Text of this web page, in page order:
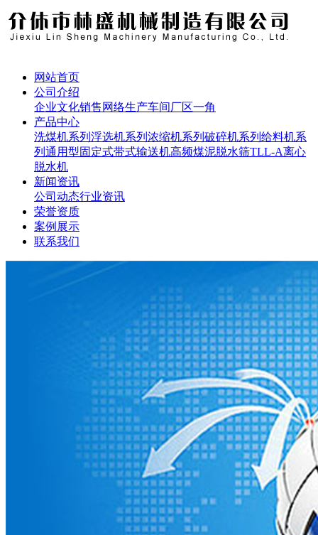
网站首页
公司介绍
企业文化销售网络生产车间厂区一角
产品中心
洗煤机系列 浮选机系列 浓缩机系列 破碎机系列 给料机系
列 通用型固定式带式输送机高频煤泥脱水筛TLL-A离心
脱水机
新闻资讯
公司动态行业资讯
荣誉资质
案例展示
联系我们